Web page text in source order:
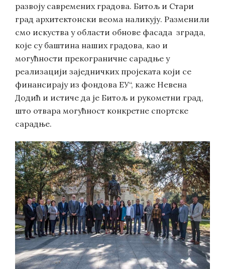
развоју савремених градова. Битољ и Стари
град архитектонски веома наликују. Разменили
смо искуства у области обнове фасада зграда,
које су баштина наших градова, као и
могућности прекограничне сарадње у
реализацији заједничких пројеката који се
финансирају из фондова ЕУ“, каже Невена
Додић и истиче да је Битољ и рукометни град,
што отвара могућност конкретне спортске
сарадње.